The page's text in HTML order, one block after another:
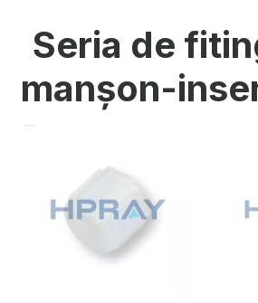
Seria de
manșon-